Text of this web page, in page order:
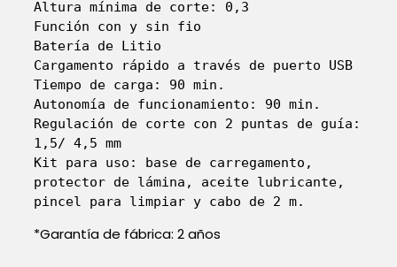
Altura mínima de corte: 0,3
Función con y sin fio
Batería de Litio
Cargamento rápido a través de puerto USB
Tiempo de carga: 90 min.
Autonomía de funcionamiento: 90 min.
Regulación de corte con 2 puntas de guía:
1,5/ 4,5 mm
Kit para uso: base de carregamento,
protector de lámina, aceite lubricante,
pincel para limpiar y cabo de 2 m.
*Garantía de fábrica: 2 años